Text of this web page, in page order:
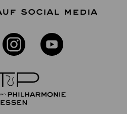
SOCIAL MEDIA